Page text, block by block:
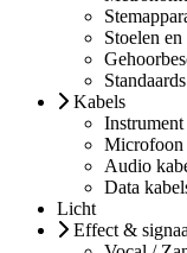
Stoelen en
Standaards
Kabels
Instrument
Microfoon
Audio
Data
Licht
Effect &